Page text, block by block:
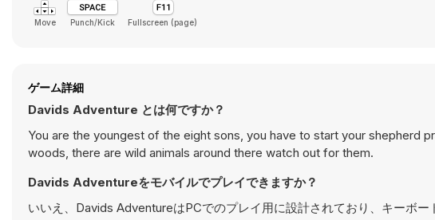
Move Punch/Kick Fullscreen (page)
ゲーム詳細
Davids Adventure とは何ですか？
You are the youngest of the eight sons, you have to start your shepherd
woods, there are wild animals around there watch out for them.
Davids Adventureをモバイルでプレイできますか？
いいえ、Davids AdventureはPCでのプレイ用に設計されており、キーボ